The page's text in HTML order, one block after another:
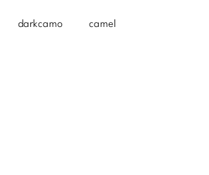
darkcamo camel